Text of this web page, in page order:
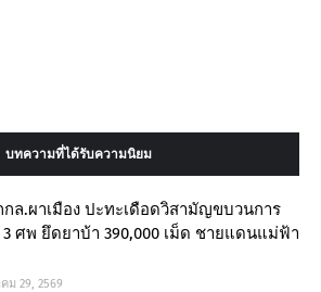
บทความที่ได้รับความนิยม
ล.ผาเมือง ปะทะเดือดวิสามัญขบวนการ
3 ศพ ยึดยาบ้า 390,000 เม็ด ชายแดนแม่ฟ้า
ม 29, 2569